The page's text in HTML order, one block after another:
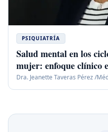
PSIQUIATRÍA
Salud mental en los
mujer: enfoque clínico
Dra. Jeanette Taveras Pérez /